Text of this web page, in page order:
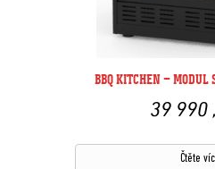
BBQ KITCHEN –
39 990
Čtěte